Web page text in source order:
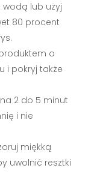
wodą lub użyj
80 procent
o
i pokryj także
2 do 5 minut
i nie
miękką
uwolnić resztki